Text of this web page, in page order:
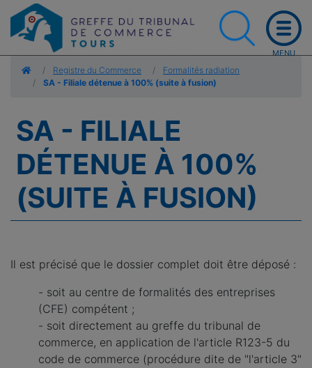
AccueilRegistre du Commerce
Formalités radiation
SA - Filiale détenue à 100% (suite à fusion)
SA - FILIALE
DÉTENUE À 100%
(SUITE À FUSION)
Il est précisé que le dossier complet doit être déposé :
- soit au centre de formalités des entreprises
(CFE) compétent ;
- soit directement au greffe du tribunal de
commerce, en application de l'article R123-5 du
code de commerce (procédure dite de "l'article 3"